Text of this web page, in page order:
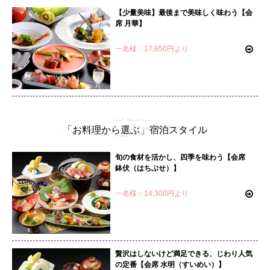
【少量美味】最後まで美味しく味わう【会
席 月華】
一名様：17,850円より
「お料理から選ぶ」宿泊スタイル
旬の食材を活かし、四季を味わう【会席
鉢伏（はちぶせ）】
一名様：14,300円より
贅沢はしないけど満足できる、じわり人気
の定番【会席 水明（すいめい）】